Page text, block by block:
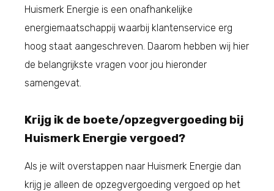
Huismerk Energie is een onafhankelijke
energiemaatschappij waarbij klantenservice erg
hoog staat aangeschreven. Daarom hebben wij hier
de belangrijkste vragen voor jou hieronder
samengevat.
Krijg ik de boete/opzegvergoeding bij
Huismerk Energie vergoed?
Als je wilt overstappen naar Huismerk Energie dan
krijg je alleen de opzegvergoeding vergoed op het